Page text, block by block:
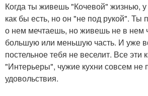
Когда ты живешь "Кочевой" жизнью,
как бы есть, но он "не под рукой". Ты
о нем мечтаешь, но живешь не в нем
большую или меньшую часть. И уже
постельное тебя не веселит. Все эти
"Интерьеры", чужие кухни совсем не
удовольствия.